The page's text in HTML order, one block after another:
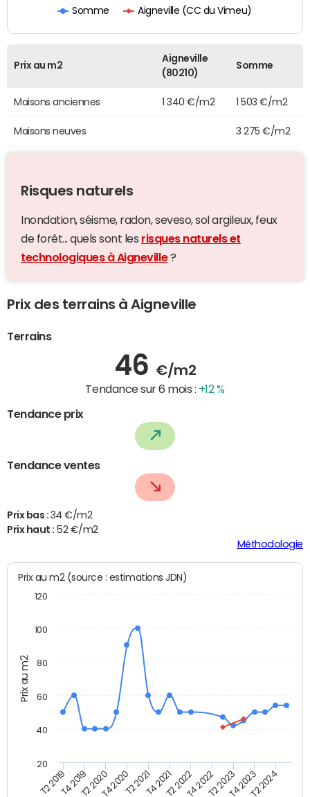
Somme Aigneville (CC du Vimeu)
Prix au m2
Aigneville
(80210)
Somme
Maisons anciennes 1 340 €/m2 1 503 €/m2
Maisons neuves 3 275 €/m2
Risques naturels
Inondation, séisme, radon, seveso, sol argileux, feux
de forêt... quels sont les risques naturels et
technologiques à Aigneville?
Prix des terrains à Aigneville
Terrains
46 €/m2
Tendance sur 6 mois : +12 %
Tendance prix
Tendance ventes
Prix bas : 34 €/m2
Prix haut : 52 €/m2
Méthodologie
Prix au m2
Prix au m2 (source : estimations JDN)
T2 2019T4 2019T2 2020T4 2020T2 2021T4 2021T2 2022T4 2022T2 2023T4 2023T2 2024
20
40
60
80
100
120